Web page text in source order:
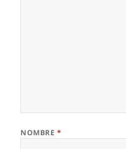
NOMBRE *